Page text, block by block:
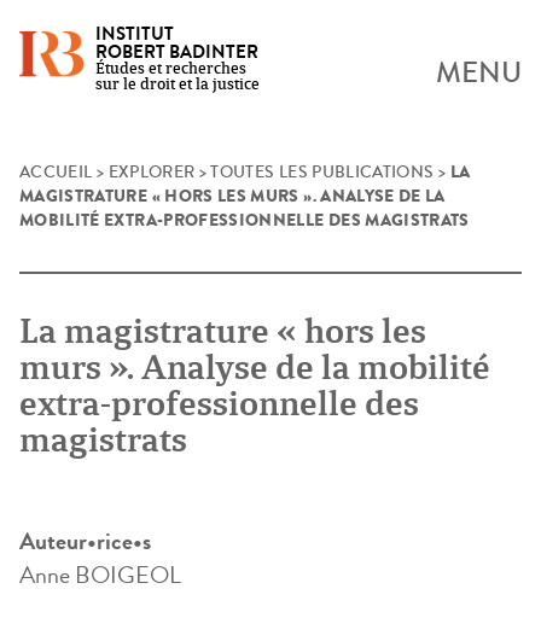
Skip
content
INSTITUT
ROBERT BADINTER
Études et recherches
sur le droit et la justice
MENU
ACCUEIL > EXPLORER >TOUTES LES PUBLICATIONS > LA
MAGISTRATURE « HORS LES MURS ». ANALYSE DE LA
MOBILITÉ EXTRA-PROFESSIONNELLE DES MAGISTRATS
La magistrature « hors les
murs ». Analyse de la mobilité
extra-professionnelle des
magistrats
Auteur•rice•s
Anne BOIGEOL